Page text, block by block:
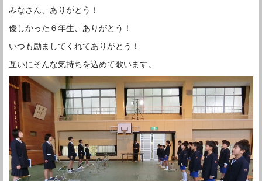
みなさん、ありがとう！
優しかった６年生、ありがとう！
いつも励ましてくれてありがとう！
互いにそんな気持ちを込めて歌います。